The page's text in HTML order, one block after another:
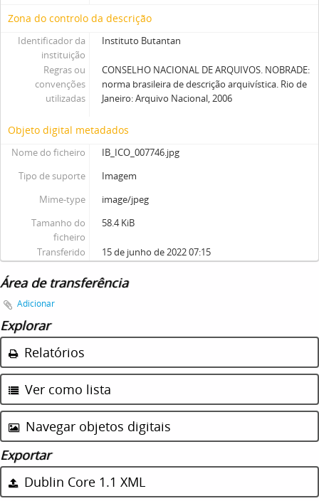
Zona do controlo da descrição
Identificador da
instituição
Instituto Butantan
Regras ou
convenções
utilizadas
CONSELHO NACIONAL DE ARQUIVOS. NOBRADE:
norma brasileira de descrição arquivística. Rio de
Janeiro: Arquivo Nacional, 2006
Objeto digital metadados
Nome do ficheiro
IB_ICO_007746.jpg
Tipo de suporte
Imagem
Mime-type
image/jpeg
Tamanho do
ficheiro
58.4 KiB
Transferido 15 de junho de 2022 07:15
Área de transferência
Adicionar
Explorar
Relatórios
Ver como lista
Navegar objetos digitais
Exportar
Dublin Core 1.1 XML